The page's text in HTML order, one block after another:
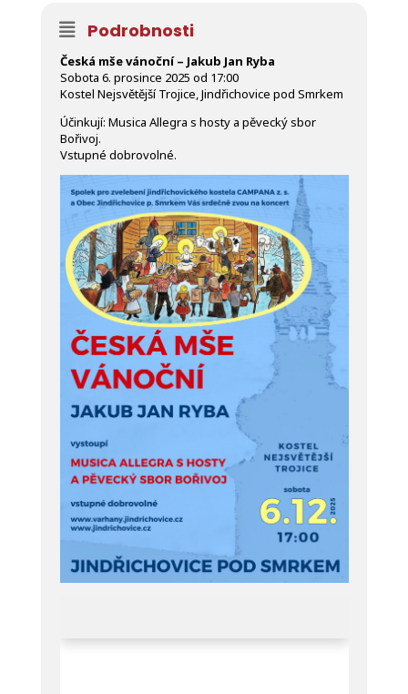
Podrobnosti
Česká mše vánoční – Jakub Jan Ryba
Sobota 6. prosince 2025 od 17:00
Kostel Nejsvětější Trojice, Jindřichovice pod Smrkem
Účinkují: Musica Allegra s hosty a pěvecký sbor
Bořivoj.
Vstupné dobrovolné.